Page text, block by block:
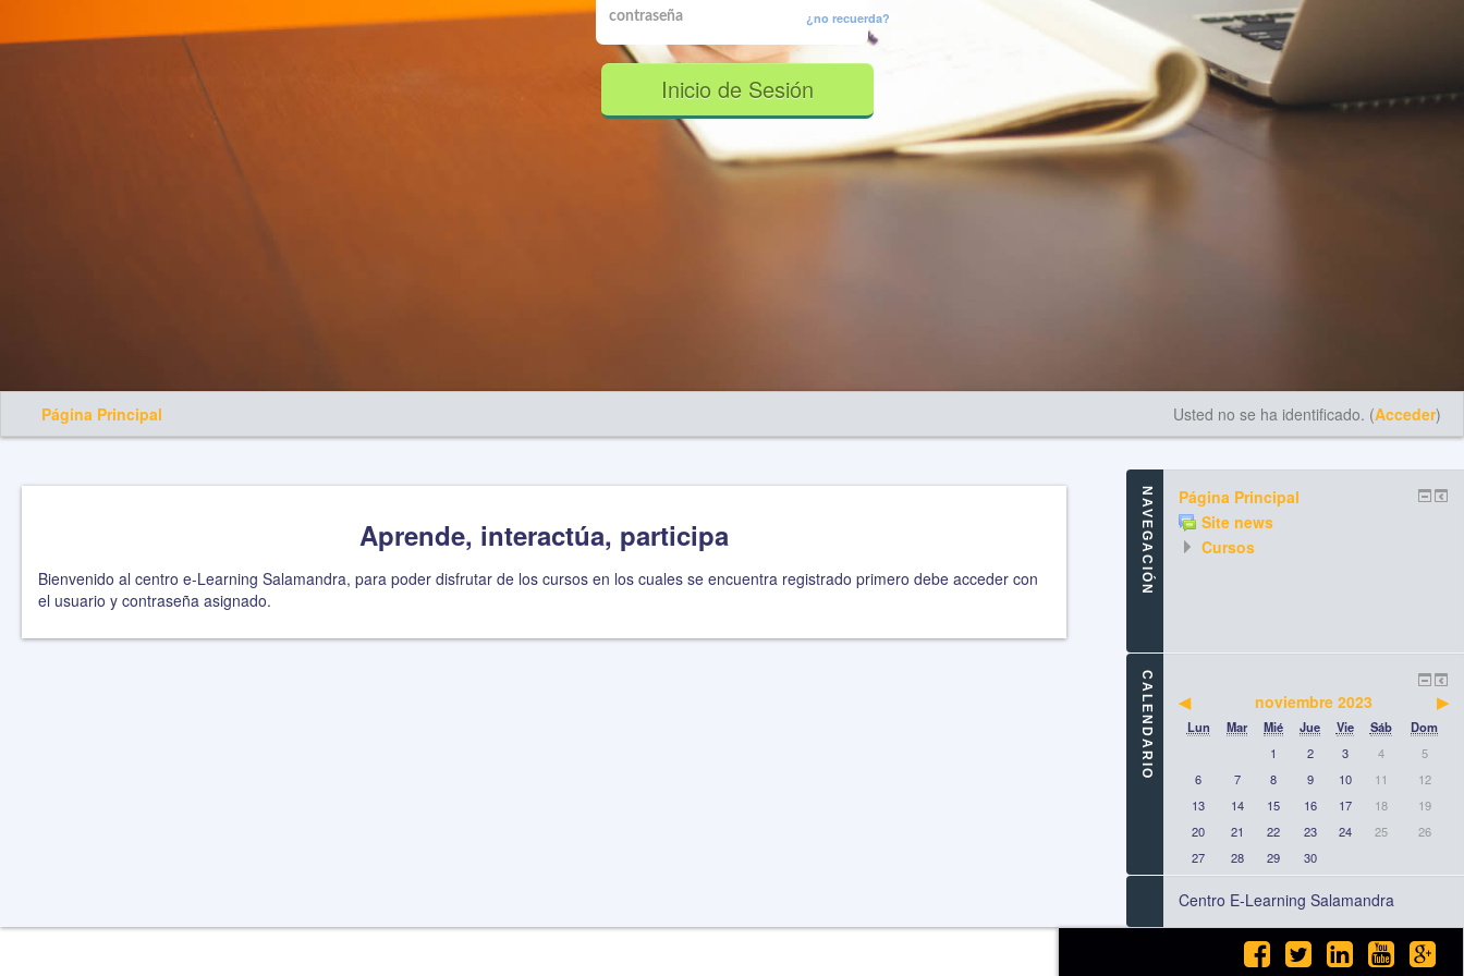
¿no recuerda?
Inicio de Sesión
Página Principal Usted no se ha identificado. (Acceder)
Aprende, interactúa, participa
Bienvenido al centro e-Learning Salamandra, para poder disfrutar de los cursos en los cuales se encuentra registrado primero debe acceder con
el usuario y contraseña asignado.
NAVEGACIÓN
Página Principal
Site news
Cursos
CALENDARIO ◀︎ noviembre 2023 ▶︎
Lun Mar Mié Jue Vie Sáb
Dom
1
2 3 4
5
6
7 8 9 10 11
12
13
14 15 16 17 18
19
20
21 22 23 24 25
26
27
28 29 30
Centro E-Learning Salamandra